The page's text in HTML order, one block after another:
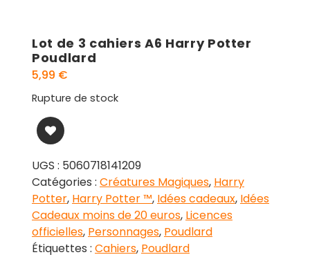
Lot de 3 cahiers A6 Harry Potter
Poudlard
5,99 €
Rupture de stock
UGS : 5060718141209
Catégories : Créatures Magiques, Harry
Potter, Harry Potter ™, Idées cadeaux, Idées
Cadeaux moins de 20 euros, Licences
officielles, Personnages, Poudlard
Étiquettes : Cahiers, Poudlard